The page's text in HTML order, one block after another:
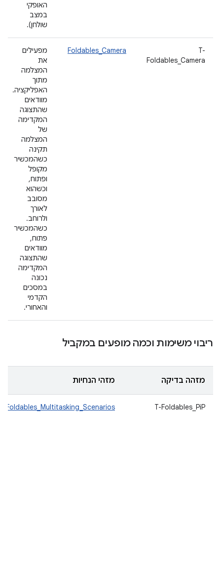
האופקי
במצב
שולחן).
T-
Foldables_Camera
Foldables_Camera
מפעילים
את
המצלמה
מתוך
האפליקציה.
מוודאים
שהתצוגה
המקדימה
של
המצלמה
תקינה
כשהמכשיר
מקופל
ופתוח,
וכשהוא
מסובב
לאורך
ולרוחב.
כשהמכשיר
פתוח,
מוודאים
שהתצוגה
המקדימה
נכונה
במסכים
הקדמי
והאחורי.
ריבוי משימות וכמה מופעים במקביל
מזהה בדיקה מזהי הנחיות
T-Foldables_PiP
Foldables_Multitasking_Scenarios